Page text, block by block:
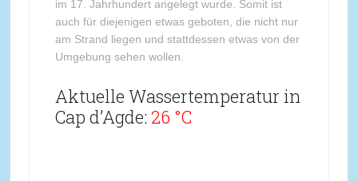
im 17. Jahrhundert angelegt wurde. Somit ist
auch für diejenigen etwas geboten, die nicht nur
am Strand liegen und stattdessen etwas von der
Umgebung sehen wollen.
Aktuelle Wassertemperatur in
Cap d’Agde: 26 °C